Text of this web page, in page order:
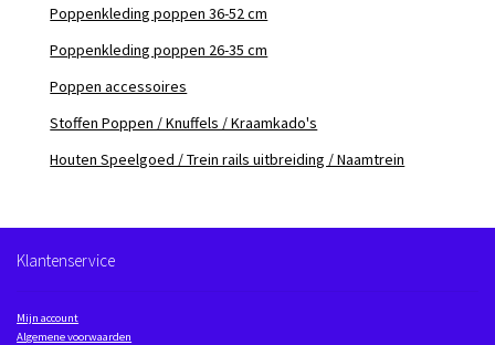
Poppenkleding poppen 36-52 cm
Poppenkleding poppen 26-35 cm
Poppen accessoires
Stoffen Poppen / Knuffels / Kraamkado's
Houten Speelgoed / Trein rails uitbreiding / Naamtrein
Klantenservice
Mijn account
Algemene voorwaarden